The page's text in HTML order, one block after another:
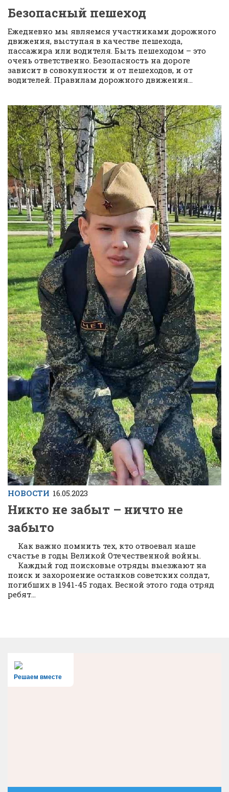
Безопасный пешеход
Ежедневно мы являемся участниками дорожного
движения, выступая в качестве пешехода,
пассажира или водителя. Быть пешеходом – это
очень ответственно. Безопасность на дороге
зависит в совокупности и от пешеходов, и от
водителей. Правилам дорожного движения...
НОВОСТИ 16.05.2023
Никто не забыт – ничто не
забыто
Как важно помнить тех, кто отвоевал наше
счастье в годы Великой Отечественной войны.
Каждый год поисковые отряды выезжают на
поиск и захоронение останков советских солдат,
погибших в 1941-45 годах. Весной этого года отряд
ребят...
Решаем вместе